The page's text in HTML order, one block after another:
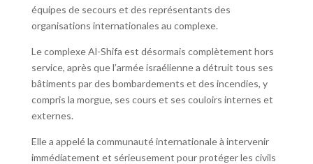
équipes de secours et des représentants des
organisations internationales au complexe.
Le complexe Al-Shifa est désormais complètement hors
service, après que l’armée israélienne a détruit tous ses
bâtiments par des bombardements et des incendies, y
compris la morgue, ses cours et ses couloirs internes et
externes.
Elle a appelé la communauté internationale à intervenir
immédiatement et sérieusement pour protéger les civils